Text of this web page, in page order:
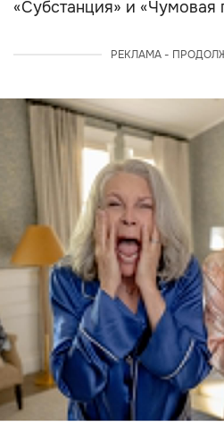
«Субстанция» и «Чумовая
РЕКЛАМА -